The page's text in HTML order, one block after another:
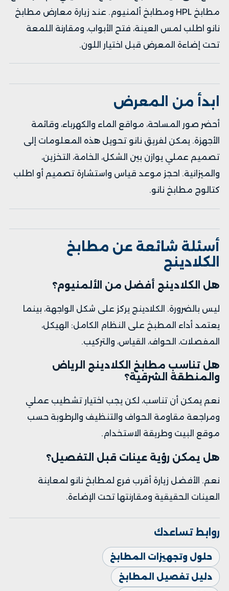
مطابخ HPL
ومطابخ ألمنيوم. عند زيارة معارض مطابخ
نانو اطلب لمس العينة، فتح الأبواب، ومقارنة اللمعة
تحت إضاءة المعرض قبل اختيار اللون.
ابدأ من المعرض
أحضر صور المساحة، مواقع الماء والكهرباء، وقائمة
الأجهزة. يمكن لفريق نانو تحويل هذه المعلومات إلى
تصميم عملي يوازن بين الشكل، الخامة، التخزين،
والميزانية. احجز موعد قياس واستشارة تصميم أو اطلب
كتالوج مطابخ نانو.
أسئلة شائعة عن مطابخ
الكلادينج
هل الكلادينج أفضل من الألمنيوم؟
ليس بالضرورة. الكلادينج يركز على شكل الواجهة، بينما
يعتمد أداء المطبخ على النظام الكامل: الهيكل،
المفصلات، الحواف، القياس، والتركيب.
هل تناسب مطابخ الكلادينج الرياض
والمنطقة الشرقية؟
نعم يمكن أن تناسب، لكن يجب اختيار تشطيب عملي
ومراجعة مقاومة الحواف والتنظيف والرطوبة حسب
موقع البيت وطريقة الاستخدام.
هل يمكن رؤية عينات قبل التفصيل؟
نعم. الأفضل زيارة أقرب فرع لمطابخ نانو لمعاينة
العينات الحقيقية ومقارنتها تحت الإضاءة.
روابط تساعدك
حلول وتجهيزات المطابخ
دليل تفصيل المطابخ